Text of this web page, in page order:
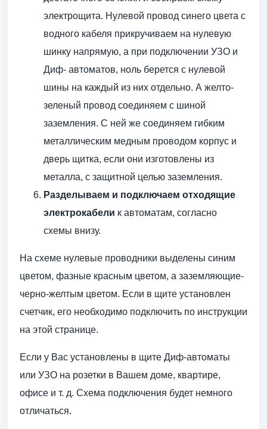
электрощита. Нулевой провод синего цвета с
водного кабеля прикручиваем на нулевую
шинку напрямую, а при подключении УЗО и
Диф- автоматов, ноль берется с нулевой
шины на каждый из них отдельно. А желто-
зеленый провод соединяем с шиной
заземления. С ней же соединяем гибким
металлическим медным проводом корпус и
дверь щитка, если они изготовлены из
металла, с защитной целью заземления.
Разделываем и подключаем отходящие
электрокабели к автоматам, согласно
схемы внизу.
На схеме нулевые проводники выделены синим
цветом, фазные красным цветом, а заземляющие-
черно-желтым цветом. Если в щите установлен
счетчик, его необходимо подключить по инструкции
на этой странице.
Если у Вас установлены в щите Диф-автоматы
или УЗО на розетки в Вашем доме, квартире,
офисе и т. д. Схема подключения будет немного
отличаться.